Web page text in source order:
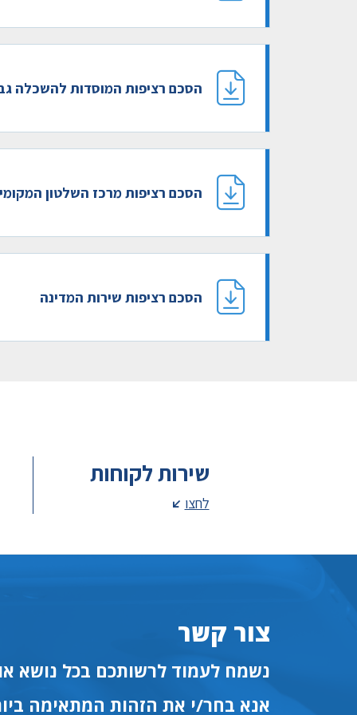
הסכם רציפות המוסדות להשכלה
הסכם רציפות מרכז השלטון
הסכם רציפות שירות המדינה
שירות לקוחות
לחצו
צור קשר
נשמח לעמוד לרשותכם בכל נושא
אנא בחר/י את הזהות המתאימה